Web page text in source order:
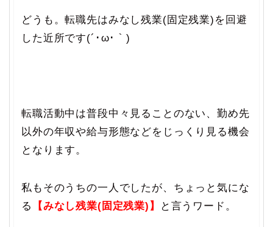
どうも。転職先はみなし残業(固定残業)を回避
した近所です(´･ω･｀)
転職活動中は普段中々見ることのない、勤め先
以外の年収や給与形態などをじっくり見る機会
となります。
私もそのうちの一人でしたが、ちょっと気にな
る
【みなし残業(固定残業)】 と言うワード。